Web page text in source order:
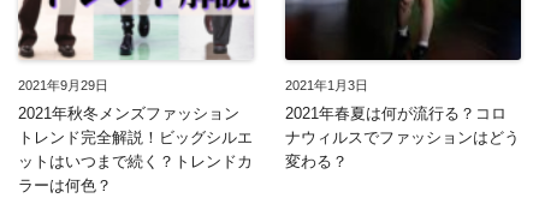
2021年9月29日
2021年秋冬メンズファッション
トレンド完全解説！ビッグシルエ
ットはいつまで続く？トレンドカ
ラーは何色？
2021年1月3日
2021年春夏は何が流行る？コロ
ナウィルスでファッションはどう
変わる？